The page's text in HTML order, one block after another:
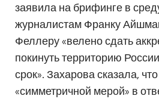
заявила на брифинге в
журналистам Франку
Феллеру «велено сдать
покинуть территорию
срок». Захарова сказала,
«симметричной мерой» в